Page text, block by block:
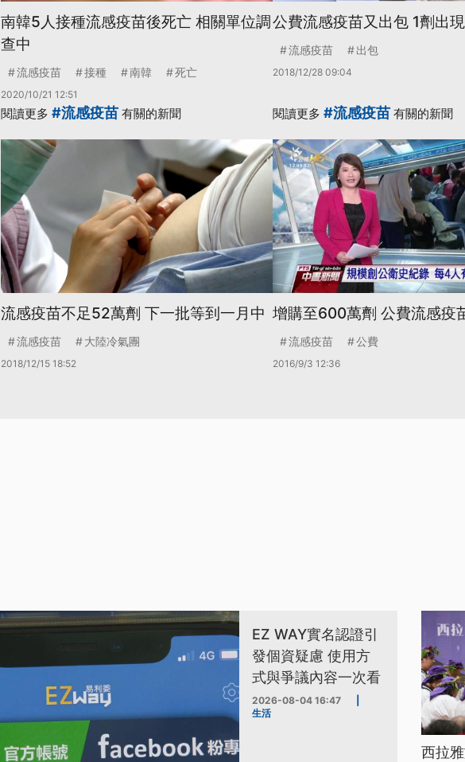
南韓5人接種流感疫苗後死亡 相關單位調
查中
流感疫苗 接種 南韓 死亡
2020/10/21 12:51
公費流感疫苗又出包 1劑出
流感疫苗 出包
2018/12/28 09:04
閱讀更多 #流感疫苗 有關的新聞
流感疫苗不足52萬劑 下一批等到一月中
流感疫苗 大陸冷氣團
2018/12/15 18:52
閱讀更多 #流感疫苗 有關的新聞
增購至600萬劑 公費流感疫
流感疫苗 公費
2016/9/3 12:36
EZ WAY實名認證引
發個資疑慮 使用方
式與爭議內容一次看
2026-08-04 16:47
生活
西拉